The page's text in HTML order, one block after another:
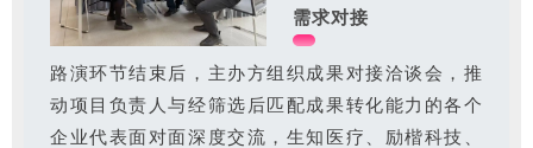
需求对接
路演环节结束后，主办方组织成果对接洽谈会，推
动项目负责人与经筛选后匹配成果转化能力的各个
企业代表面对面深度交流，生知医疗、励楷科技、